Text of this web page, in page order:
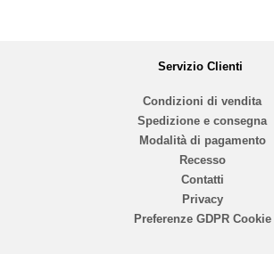
Servizio Clienti
Condizioni di vendita
Spedizione e consegna
Modalità di pagamento
Recesso
Contatti
Privacy
Preferenze GDPR Cookie